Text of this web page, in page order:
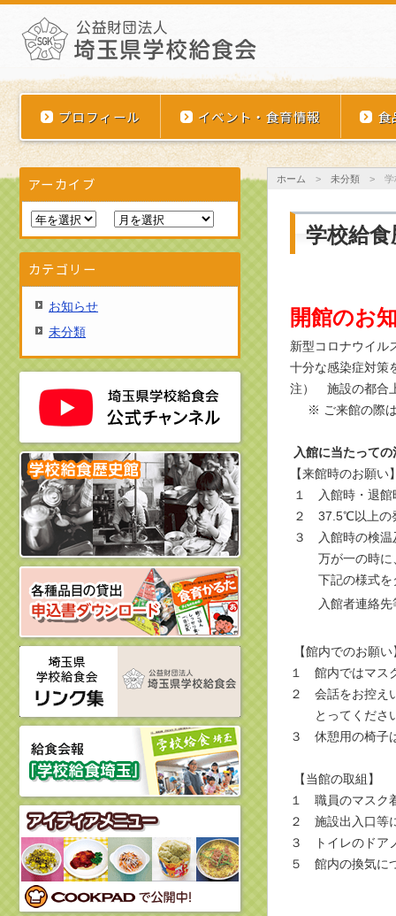
プロフィール イベント・食育情報 食
ホーム > 未分類 > 学
学校給
開館のお
新型コロナウイル
十分な感染症対策
注） 施設の都合
※ ご来館の際は
入館に当たっての
【来館時のお願い
１ 入館時・退館
２ 37.5℃以上の
３ 入館時の検温
万が一の時に、
下記の様式をダ
入館者連絡
【館内でのお願い
１ 館内ではマス
２ 会話をお控え
とってくださ
３ 休憩用の椅子
【当館の取組】
１ 職員のマスク
２ 施設出入口等
３ トイレのドア
５ 館内の換気に
アーカイブ
カテゴリー
お知らせ
未分類